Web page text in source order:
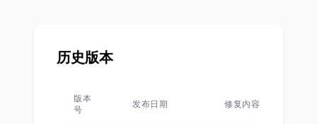
历史版本
版本
号
发布日期 修复内容